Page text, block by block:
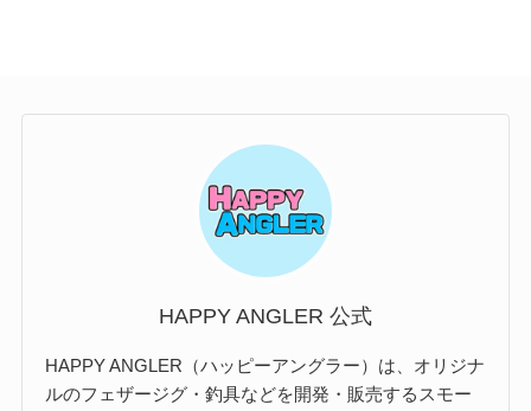
HAPPY ANGLER 公式
HAPPY ANGLER（ハッピーアングラー）は、オリジナ
ルのフェザージグ・釣具などを開発・販売するスモー